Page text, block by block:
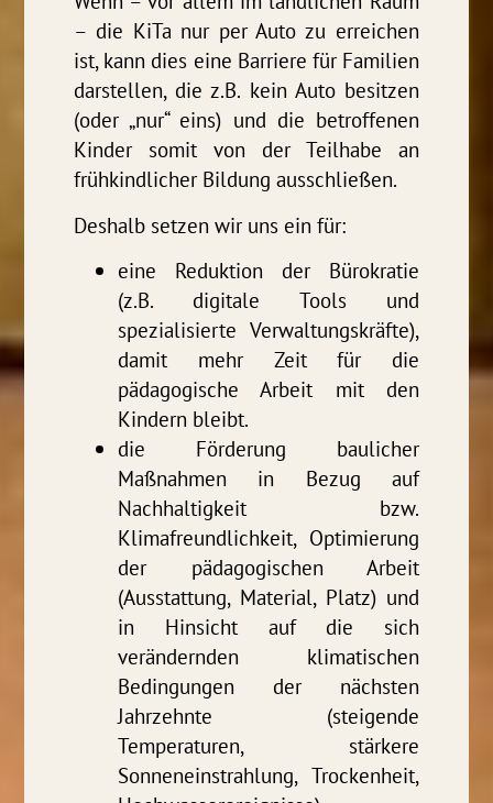
– die KiTa nur per Auto zu erreichen
ist, kann dies eine Barriere für Familien
darstellen, die z.B. kein Auto besitzen
(oder „nur“ eins) und die betroffenen
Kinder somit von der Teilhabe an
frühkindlicher Bildung ausschließen.
Deshalb setzen wir uns ein für:
eine Reduktion der Bürokratie
(z.B. digitale Tools und
spezialisierte Verwaltungskräfte),
damit mehr Zeit für die
pädagogische Arbeit mit den
Kindern bleibt.
die Förderung baulicher
Maßnahmen in Bezug auf
Nachhaltigkeit bzw.
Klimafreundlichkeit, Optimierung
der pädagogischen Arbeit
(Ausstattung, Material, Platz) und
in Hinsicht auf die sich
verändernden klimatischen
Bedingungen der nächsten
Jahrzehnte (steigende
Temperaturen, stärkere
Sonneneinstrahlung, Trockenheit,